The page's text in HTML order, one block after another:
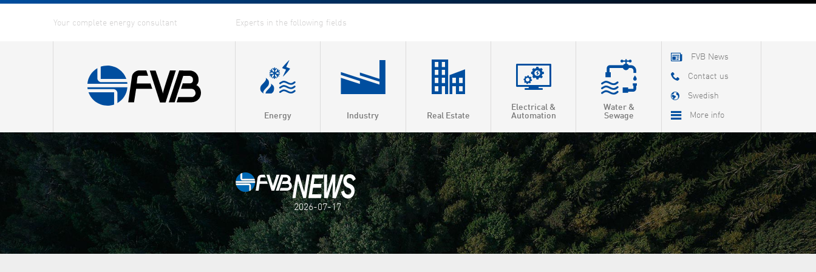
Energy
Combined Heat & Power
District heating
District cooling
Energy efficiency
Industry Real Estate
Electrical &
Automation
Water &
Sewage
FVB News
Contact us
Swedish
More info
About FVB
R & D
Education
About Cookies
2026-07-17